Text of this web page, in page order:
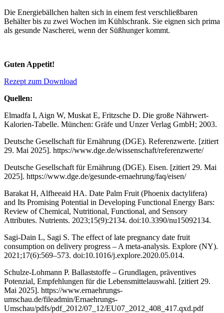
Die Energiebällchen halten sich in einem fest verschließbaren
Behälter bis zu zwei Wochen im Kühlschrank. Sie eignen sich prima
als gesunde Nascherei, wenn der Süßhunger kommt.
Guten Appetit!
Rezept zum Download
Quellen:
Elmadfa I, Aign W, Muskat E, Fritzsche D. Die große Nährwert-
Kalorien-Tabelle. München: Gräfe und Unzer Verlag GmbH; 2003.
Deutsche Gesellschaft für Ernährung (DGE). Referenzwerte. [zitiert
29. Mai 2025]. https://www.dge.de/wissenschaft/referenzwerte/
Deutsche Gesellschaft für Ernährung (DGE). Eisen. [zitiert 29. Mai
2025]. https://www.dge.de/gesunde-ernaehrung/faq/eisen/
Barakat H, Alfheeaid HA. Date Palm Fruit (Phoenix dactylifera)
and Its Promising Potential in Developing Functional Energy Bars:
Review of Chemical, Nutritional, Functional, and Sensory
Attributes. Nutrients. 2023;15(9):2134. doi:10.3390/nu15092134.
Sagi-Dain L, Sagi S. The effect of late pregnancy date fruit
consumption on delivery progress – A meta-analysis. Explore (NY).
2021;17(6):569–573. doi:10.1016/j.explore.2020.05.014.
Schulze-Lohmann P. Ballaststoffe – Grundlagen, präventives
Potenzial, Empfehlungen für die Lebensmittelauswahl. [zitiert 29.
Mai 2025]. https://www.ernaehrungs-
umschau.de/fileadmin/Ernaehrungs-
Umschau/pdfs/pdf_2012/07_12/EU07_2012_408_417.qxd.pdf